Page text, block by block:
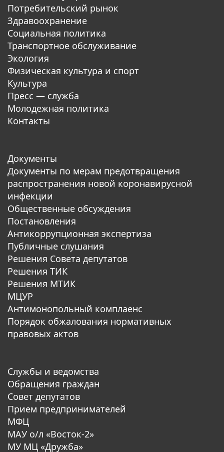
Потребительский рынок
Здравоохранение
Социальная политика
Транспортное обслуживание
Экология
Физическая культура и спорт
Культура
Пресс — служба
Молодежная политика
Контакты
Документы
Документы по мерам предотвращения
распространения новой коронавирусной
инфекции
Общественные обсуждения
Постановления
Антикоррупционная экспертиза
Публичные слушания
Решения Совета депутатов
Решения ТИК
Решения МТИК
МЦУР
Антимонопольный комплаенс
Порядок обжалования нормативных
правовых актов
Службы и ведомства
Обращения граждан
Совет депутатов
Прием предпринимателей
МФЦ
МАУ о/л «Восток-2»
МУ МЦ «Дружба»